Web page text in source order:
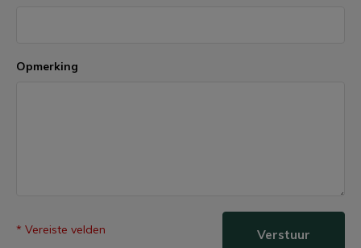
Opmerking
* Vereiste velden Verstuur